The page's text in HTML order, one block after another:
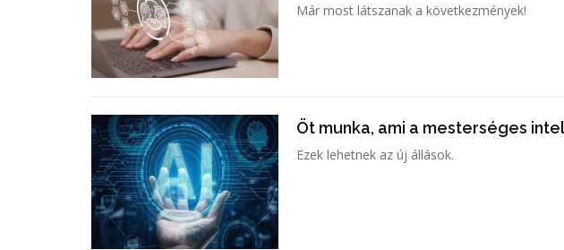
Már most látszanak a következmények!
Öt munka, ami a mesterséges
Ezek lehetnek az új állások.